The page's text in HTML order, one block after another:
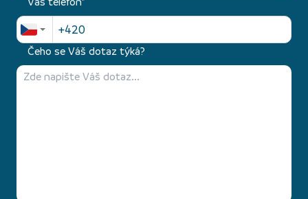
Čeho se Váš dotaz týká?